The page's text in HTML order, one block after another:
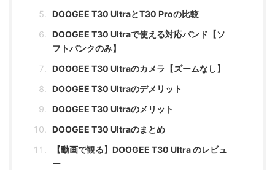
DOOGEE T30 UltraとT30 Proの比較
DOOGEE T30 Ultraで使える対応バンド【ソ
フトバンクのみ】
DOOGEE T30 Ultraのカメラ【ズームなし】
DOOGEE T30 Ultraのデメリット
DOOGEE T30 Ultraのメリット
DOOGEE T30 Ultraのまとめ
【動画で観る】DOOGEE T30 Ultra のレビュ
ー